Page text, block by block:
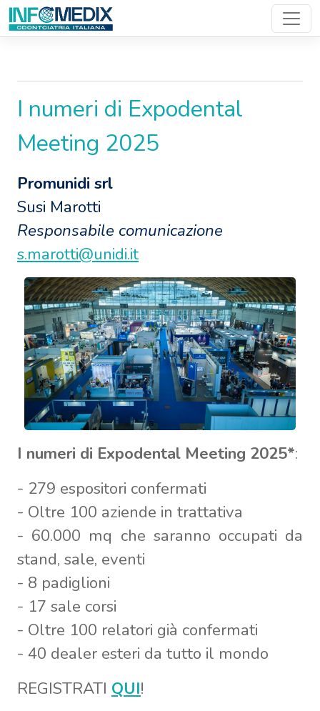
I numeri di Expodental
Meeting 2025
Promunidi srl
Susi Marotti
Responsabile comunicazione
s.marotti@unidi.it
I numeri di Expodental Meeting 2025*:
- 279 espositori confermati
- Oltre 100 aziende in trattativa
- 60.000 mq che saranno occupati da
stand, sale, eventi
- 8 padiglioni
- 17 sale corsi
- Oltre 100 relatori già confermati
- 40 dealer esteri da tutto il mondo
REGISTRATI QUI!